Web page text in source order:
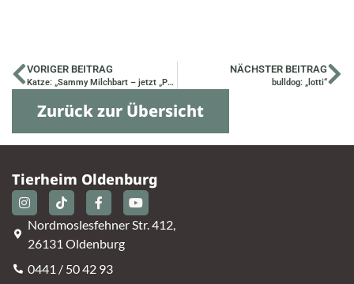
VORIGER BEITRAG
Katze: „Sammy Milchbart – jetzt „Polly““
NÄCHSTER BEITRAG
bulldog: „lotti“
Zurück zur Übersicht
Tierheim Oldenburg
Nordmoslesfehner Str. 412,
26131 Oldenburg
0441 / 50 42 93